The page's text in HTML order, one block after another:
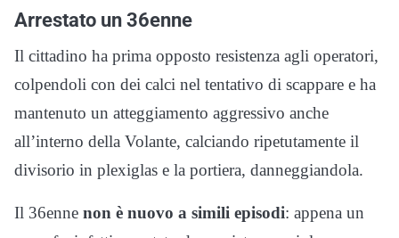
Arrestato un 36enne
Il cittadino ha prima opposto resistenza agli operatori,
colpendoli con dei calci nel tentativo di scappare e ha
mantenuto un atteggiamento aggressivo anche
all’interno della Volante, calciando ripetutamente il
divisorio in plexiglas e la portiera, danneggiandola.
Il 36enne non è nuovo a simili episodi: appena un